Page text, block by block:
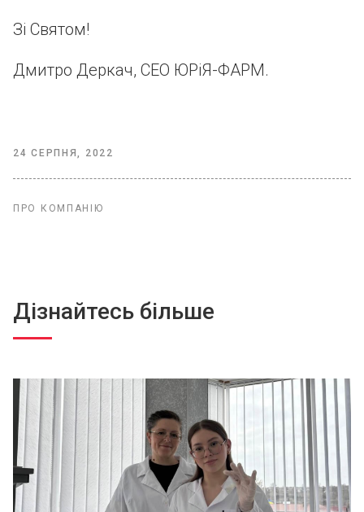
Зі Святом!
Дмитро Деркач, СЕО ЮРіЯ-ФАРМ.
24 СЕРПНЯ, 2022
ПРО КОМПАНІЮ
Дізнайтесь більше